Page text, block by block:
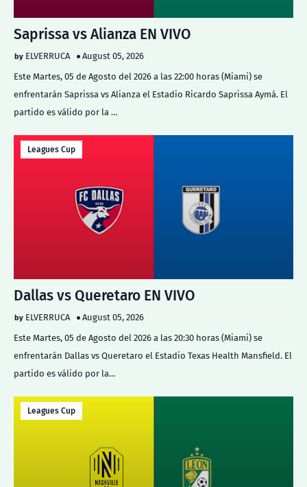
Saprissa vs Alianza EN VIVO
ELVERRUCA
August 05, 2026
Este Martes, 05 de Agosto del 2026 a las 22:00 horas (Miami) se
enfrentarán Saprissa vs Alianza el Estadio Ricardo Saprissa Aymá. El
partido es válido por la …
Leagues Cup
Dallas vs Queretaro EN VIVO
ELVERRUCA
August 05, 2026
Este Martes, 05 de Agosto del 2026 a las 20:30 horas (Miami) se
enfrentarán Dallas vs Queretaro el Estadio Texas Health Mansfield. El
partido es válido por la…
Leagues Cup